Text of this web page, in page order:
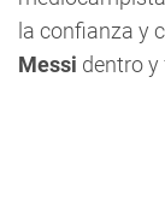
la confianza y
Messi dentro y